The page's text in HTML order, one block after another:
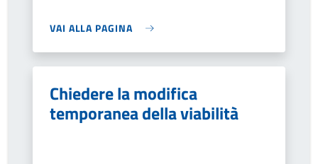
VAI ALLA PAGINA
Chiedere la modifica
temporanea della viabilità